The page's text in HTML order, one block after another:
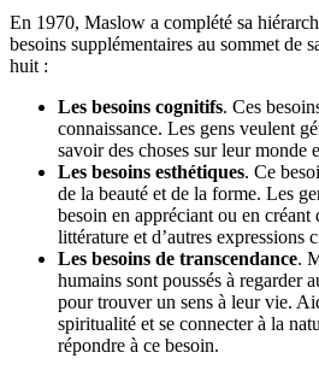
En 1970, Maslow a complété sa
besoins supplémentaires au sommet de
huit :
Les besoins cognitifs. Ces
connaissance. Les gens veulent
savoir des choses sur leur monde
Les besoins esthétiques. Ce
de la beauté et de la forme. Les
besoin en appréciant ou en créant
littérature et d’autres expressions
Les besoins de transcendance.
humains sont poussés à regarder
pour trouver un sens à leur vie.
spiritualité et se connecter à la
répondre à ce besoin.